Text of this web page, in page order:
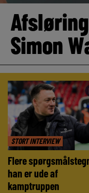
Simon
STORT INTERVIEW
Flere
han er ude af
kamptruppen